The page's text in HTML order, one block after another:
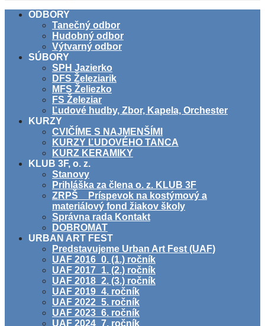
ODBORY
Tanečný odbor
Hudobný odbor
Výtvarný odbor
SÚBORY
SPH Jazierko
DFS Železiarik
MFS Želiezko
FS Železiar
Ľudové hudby, Zbor, Kapela, Orchester
KURZY
CVIČÍME S NAJMENŠÍMI
KURZY ĽUDOVÉHO TANCA
KURZ KERAMIKY
KLUB 3F, o. z.
Stanovy
Prihláška za člena o. z. KLUB 3F
ZRPŠ _ Príspevok na kostýmový a
materiálový fond žiakov školy
Správna rada Kontakt
DOBROMAT
URBAN ART FEST
Predstavujeme Urban Art Fest (UAF)
UAF 2016_0. (1.) ročník
UAF 2017_1. (2.) ročník
UAF 2018_2. (3.) ročník
UAF 2019_4. ročník
UAF 2022_5. ročník
UAF 2023_6. ročník
UAF 2024_7. ročník